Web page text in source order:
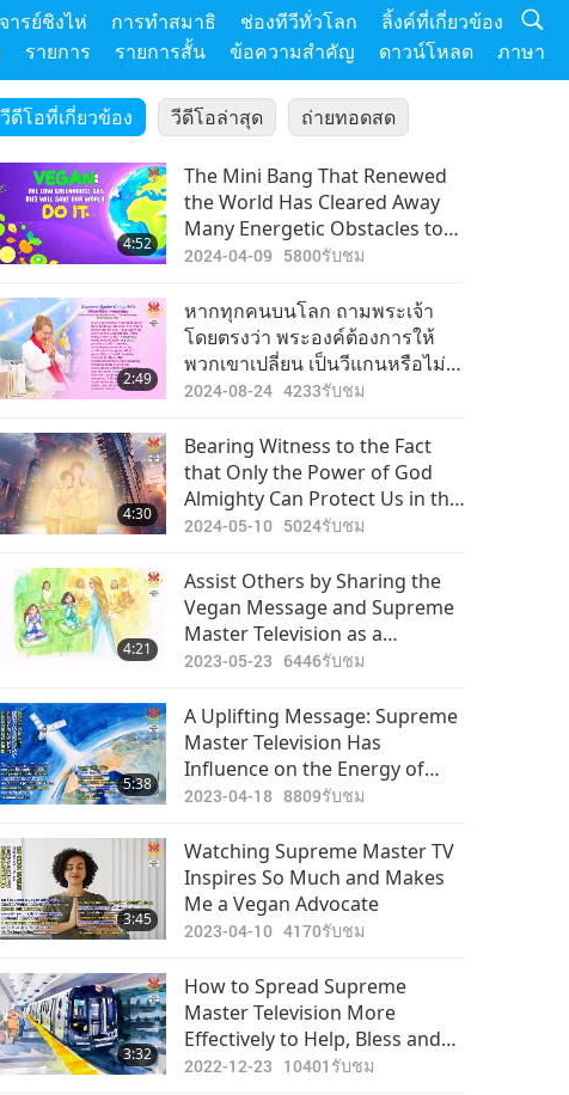
รย์ชิงไห่ การทำสมาธิ ช่องทีวีทั่วโลก
ลิ้งค์ที่เกี่ยวข้อง
รายการ รายการสั้น ข้อความสำคัญ ดาวน์โหลด ภาษา
วีดีโอที่เกี่ยวข้อง วีดีโอล่าสุด ถ่ายทอดสด
4:52
The Mini Bang That Renewed
the World Has Cleared Away
Many Energetic Obstacles to
People Becoming Vegan: All of
to Help Spread Veganism
2024-04-09 5800รับชม
2:49
หากทุกคนบนโลก ถามพระเจ้า
โดยตรงว่า พระองค์ต้องการให้
พวกเขาเปลี่ยน เป็นวีแกนหรือไม่
โลกของเรา ก็จะกลายเป็นสวรรค์
2024-08-24 4233รับชม
4:30
Bearing Witness to the Fact
that Only the Power of God
Almighty Can Protect Us in the
Chaotic World
2024-05-10 5024รับชม
4:21
Assist Others by Sharing the
Vegan Message and Supreme
Master Television as a
Resource for the Vital
Present
2023-05-23 6446รับชม
5:38
A Uplifting Message: Supreme
Master Television Has
Influence on the Energy of
Earth and Other Planets
2023-04-18 8809รับชม
3:45
Watching Supreme Master TV
Inspires So Much and Makes
Me a Vegan Advocate
2023-04-10 4170รับชม
3:32
How to Spread Supreme
Master Television More
Effectively to Help, Bless and
Uplift So Many
2022-12-23 10401 รับชม